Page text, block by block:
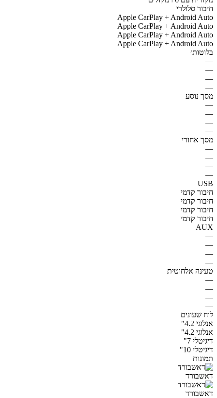
חיבור סלולרי
Apple CarPlay + Android Auto
Apple CarPlay + Android Auto
Apple CarPlay + Android Auto
Apple CarPlay + Android Auto
בלוטות׳
—
—
—
—
מסך נוסע
—
—
—
—
מסך אחורי
—
—
—
—
USB
חיבור קדמי
חיבור קדמי
חיבור קדמי
חיבור קדמי
AUX
—
—
—
—
טעינה אלחוטית
—
—
—
—
לוח שעונים
אנלוגי 4.2"
אנלוגי 4.2"
דיגיטלי 7"
דיגיטלי 10"
תמונות
דאשבורד
דאשבורד